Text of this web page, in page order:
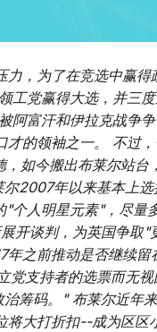
力，为了在竞选中赢得
工党赢得大选，并三
阿富汗和伊拉克战争
才的领袖之一。 不过
如今搬出布莱尔站台
2007年以来基本上选
"个人明星元素"，尽量
开谈判，为英国争取"
年之前推动是否继续留
党支持者的选票而无视
筹码。" 布莱尔近年
将大打折扣--成为区区